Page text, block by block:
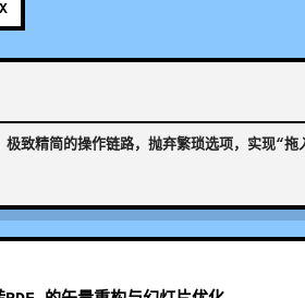
极致精简的操作链路，抛弃繁琐选项，实现“